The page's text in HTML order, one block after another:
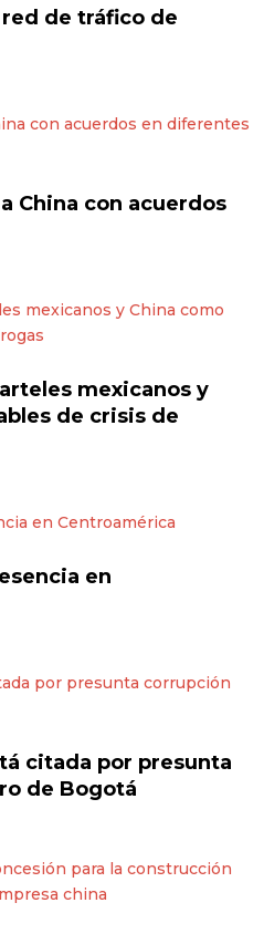
de tráfico de
China con acuerdos
mexicanos y
de crisis de
en
citada por presunta
de Bogotá